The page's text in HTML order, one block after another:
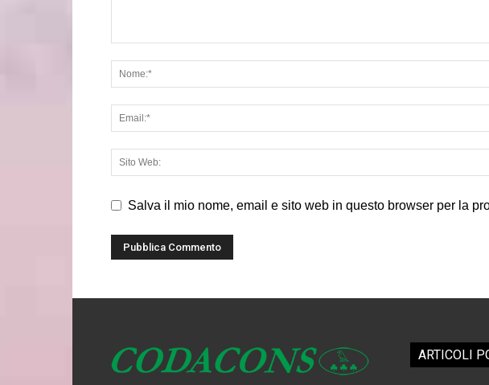
Salva il mio nome, email e sito web in questo browser per la
ARTICOLI